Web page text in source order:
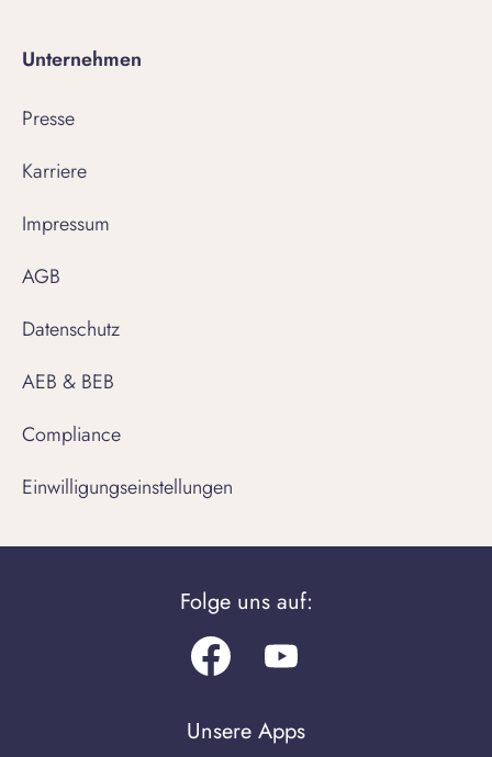
Unternehmen
Presse
Karriere
Impressum
AGB
Datenschutz
AEB & BEB
Compliance
Einwilligungseinstellungen
Folge uns auf:
FacebookYoutube.com
Unsere Apps